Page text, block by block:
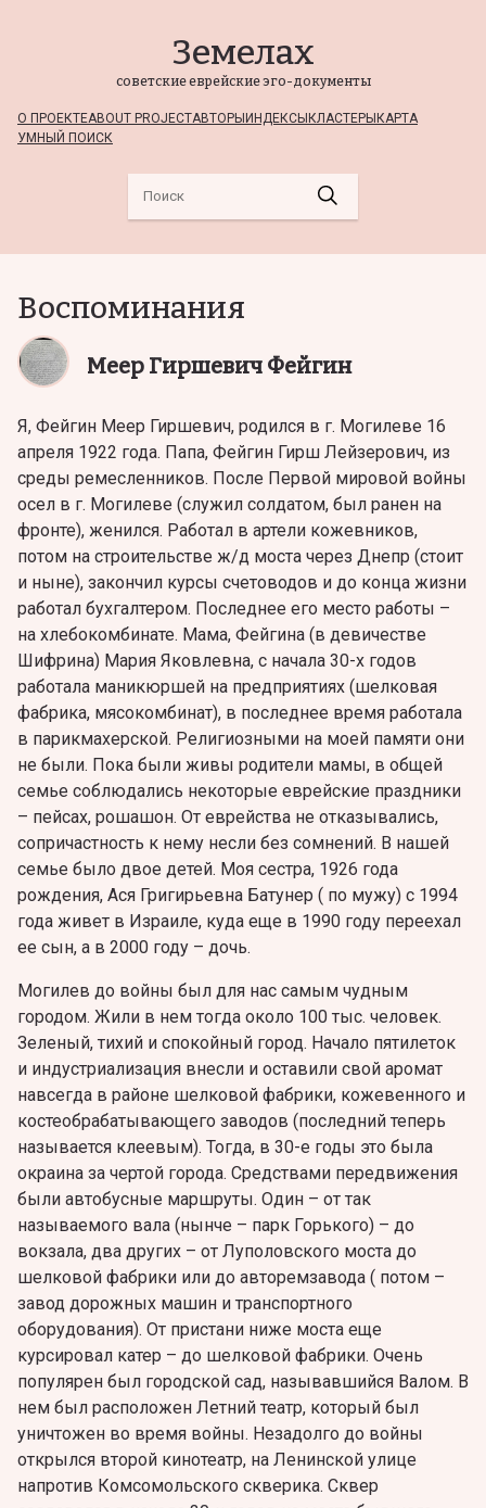
Земелах
советские еврейские эго-документы
О ПРОЕКТЕABOUT PROJECTАВТОРЫ ИНДЕКСЫ КЛАСТЕРЫ КАРТА
УМНЫЙ ПОИСК
Воспоминания
Меер Гиршевич Фейгин
Я, Фейгин Меер Гиршевич, родился в г. Могилеве 16
апреля 1922 года. Папа, Фейгин Гирш Лейзерович, из
среды ремесленников. После Первой мировой войны
осел в г. Могилеве (служил солдатом, был ранен на
фронте), женился. Работал в артели кожевников,
потом на строительстве ж/д моста через Днепр (стоит
и ныне), закончил курсы счетоводов и до конца жизни
работал бухгалтером. Последнее его место работы –
на хлебокомбинате. Мама, Фейгина (в девичестве
Шифрина) Мария Яковлевна, с начала 30-х годов
работала маникюршей на предприятиях (шелковая
фабрика, мясокомбинат), в последнее время работала
в парикмахерской. Религиозными на моей памяти они
не были. Пока были живы родители мамы, в общей
семье соблюдались некоторые еврейские праздники
– пейсах, рошашон. От еврейства не отказывались,
сопричастность к нему несли без сомнений. В нашей
семье было двое детей. Моя сестра, 1926 года
рождения, Ася Григирьевна Батунер ( по мужу) с 1994
года живет в Израиле, куда еще в 1990 году переехал
ее сын, а в 2000 году – дочь.
Могилев до войны был для нас самым чудным
городом. Жили в нем тогда около 100 тыс. человек.
Зеленый, тихий и спокойный город. Начало пятилеток
и индустриализация внесли и оставили свой аромат
навсегда в районе шелковой фабрики, кожевенного и
костеобрабатывающего заводов (последний теперь
называется клеевым). Тогда, в 30-е годы это была
окраина за чертой города. Средствами передвижения
были автобусные маршруты. Один – от так
называемого вала (нынче – парк Горького) – до
вокзала, два других – от Луполовского моста до
шелковой фабрики или до авторемзавода ( потом –
завод дорожных машин и транспортного
оборудования). От пристани ниже моста еще
курсировал катер – до шелковой фабрики. Очень
популярен был городской сад, называвшийся Валом. В
нем был расположен Летний театр, который был
уничтожен во время войны. Незадолго до войны
открылся второй кинотеатр, на Ленинской улице
напротив Комсомольского скверика. Сквер